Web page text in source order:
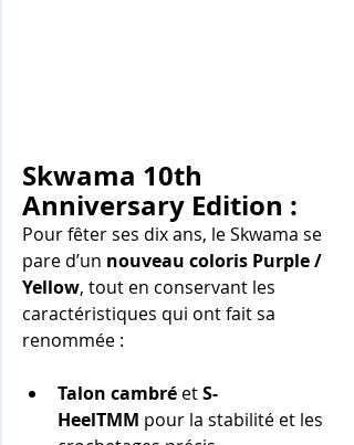
Skwama 10th
Anniversary Edition :
Pour fêter ses dix ans, le Skwama se
pare d’un nouveau coloris Purple /
Yellow, tout en conservant les
caractéristiques qui ont fait sa
renommée :
Talon cambré et S-
HeelTMM pour la stabilité et les